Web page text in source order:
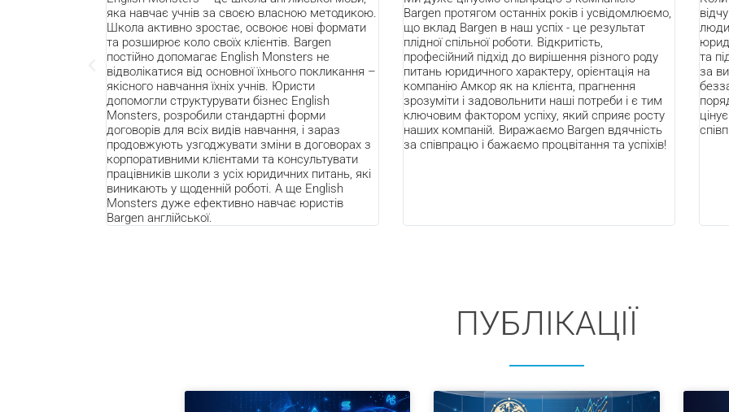
яка навчає учнів за своєю власною методикою.
Школа активно зростає, освоює нові формати
та розширює коло своїх клієнтів. Bargen
постійно допомагає English Monsters не
відволікатися від основної їхнього покликання –
якісного навчання їхніх учнів. Юристи
допомогли структурувати бізнес English
Monsters, розробили стандартні форми
договорів для всіх видів навчання, і зараз
продовжують узгоджувати зміни в договорах з
корпоративними клієнтами та консультувати
працівників школи з усіх юридичних питань, які
виникають у щоденній роботі. А ще English
Monsters дуже ефективно навчає юристів
Bargen англійської.
Bargen протягом останніх років і усвідомлюємо,
що вклад Bargen в наш успіх - це результат
плідної спільної роботи. Відкритість,
професійний підхід до вирішення різного роду
питань юридичного характеру, орієнтація на
компанію Амкор як на клієнта, прагнення
зрозуміти і задовольнити наші потреби і є тим
ключовим фактором успіху, який сприяє росту
наших компаній. Виражаємо Bargen вдячність
за співпрацю і бажаємо процвітання та успіхів!
відчуваєш
людині та
юридичній
та підтримку
за високий
беззаперечну
порядність,
цінуємо в
співпрацю та
ПУБЛІКАЦІЇ